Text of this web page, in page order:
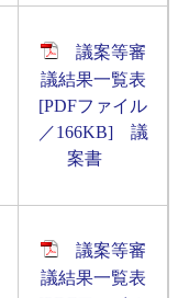
議案等審
議結果一覧表
[PDFファイル
／166KB]
議
案書
議案等審
議結果一覧表